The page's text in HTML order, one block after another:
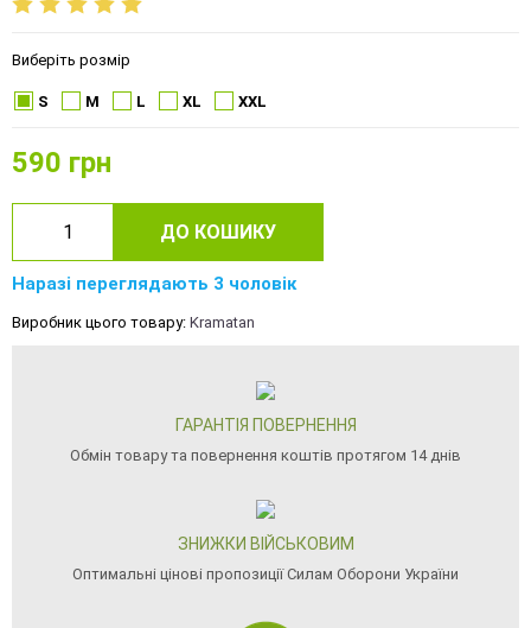
Виберіть розмір
S M L XL XXL
590 грн
ДО КОШИКУ
Наразі переглядають 3 чоловік
Виробник цього товару: Kramatan
ГАРАНТІЯ ПОВЕРНЕННЯ
Обмін товару та повернення коштів протягом 14 днів
ЗНИЖКИ ВІЙСЬКОВИМ
Оптимальні цінові пропозиції Силам Оборони України